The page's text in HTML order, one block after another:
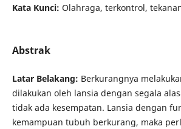
Kata Kunci: Olahraga, terkontrol,
Abstrak
Latar Belakang: Berkurangnya
dilakukan oleh lansia dengan segala
tidak ada kesempatan. Lansia dengan
kemampuan tubuh berkurang, maka